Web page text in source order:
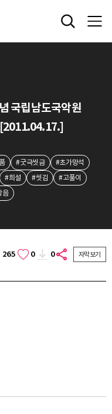
국립남도국악원
[2011.04.17.]
#굿극씻금
#초가망석
#희설 #씻김
#고풀이
음
265 0 0 자막보기